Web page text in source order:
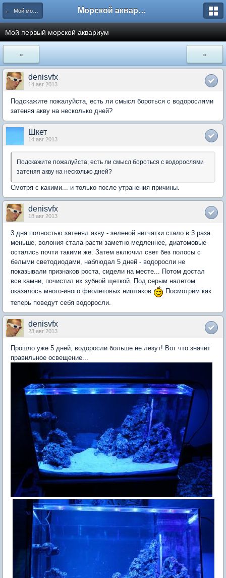
← Мой морской аквариум Морской аквариум. Форумы ReefCentral.ru
Мой первый морской аквариум
« »
denisvfx
14 авг 2013
Подскажите пожалуйста, есть ли смысл бороться с водорослями
затеняя акву на несколько дней?
Шкет
14 авг 2013
Подскажите пожалуйста, есть ли смысл бороться с водорослями
затеняя акву на несколько дней?
Смотря с какими... и только после утранения причины.
denisvfx
18 авг 2013
3 дня полностью затенял акву - зеленой нитчатки стало в 3 раза
меньше, волония стала расти заметно медленнее, диатомовые
остались почти такими же. Затем включил свет без полосы с
белыми светодиодами, наблюдал 5 дней - водоросли не
показывали признаков роста, сидели на месте... Потом достал
все камни, почистил их зубной щеткой. Под серым налетом
оказалось много-иного фиолетовых ништяков
Посмотрим как
теперь поведут себя водоросли.
denisvfx
23 авг 2013
Прошло уже 5 дней, водоросли больше не лезут! Вот что значит
правильное освещение...